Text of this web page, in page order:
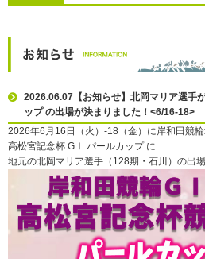
2026.06.07【お知らせ】北岡マリア選手
ップ の出場が決まりました！<6/16-18>
2026年6月16日（火）-18（金）に岸和田競
高松宮記念杯 GⅠ パールカップ に
地元の北岡マリア選手（128期・石川）の出